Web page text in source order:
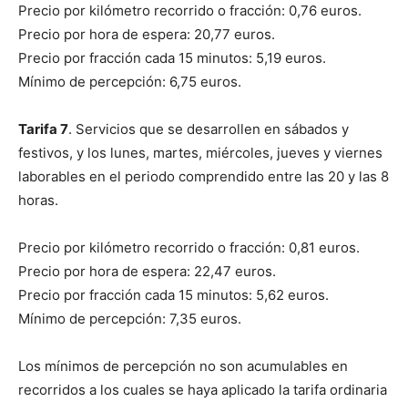
Precio por kilómetro recorrido o fracción: 0,76 euros.
Precio por hora de espera: 20,77 euros.
Precio por fracción cada 15 minutos: 5,19 euros.
Mínimo de percepción: 6,75 euros.
Tarifa 7. Servicios que se desarrollen en sábados y
festivos, y los lunes, martes, miércoles, jueves y viernes
laborables en el periodo comprendido entre las 20 y las 8
horas.
Precio por kilómetro recorrido o fracción: 0,81 euros.
Precio por hora de espera: 22,47 euros.
Precio por fracción cada 15 minutos: 5,62 euros.
Mínimo de percepción: 7,35 euros.
Los mínimos de percepción no son acumulables en
recorridos a los cuales se haya aplicado la tarifa ordinaria